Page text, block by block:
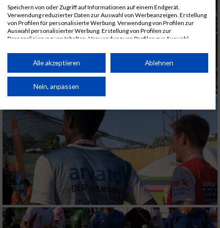
Speichern von oder Zugriff auf Informationen auf einem Endgerät.
Verwendung reduzierter Daten zur Auswahl von Werbeanzeigen. Erstellung
von Profilen für personalisierte Werbung. Verwendung von Profilen zur
Auswahl personalisierter Werbung. Erstellung von Profilen zur
Personalisierung von Inhalten. Verwendung von Profilen zur Auswahl
Performance von Inhalten. Analyse von Zielgruppen durch Statistiken oder
Kombinationen von Daten aus verschiedenen Quellen. Entwicklung und
von Inhalten.
Daten können außerhalb der Europäischen Union weitergegeben und in die
Website/App.
Partnerliste anzeigen (1 IAB-Anbieter)
Wir nutzen Ihre Daten für folgende Zwecke:
IAB-Verarbeitungszwecke:
Speichern von oder Zugriff auf Informationen
auf einem Endgerät
Verwendung reduzierter Daten zur Auswahl
von Werbeanzeigen
Alle akzeptieren Ablehnen
Nein, anpassen